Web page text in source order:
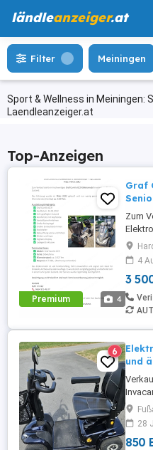
ländleanzeiger.at
Sport & Wellness in Meiningen:
Laendleanzeiger.at
Filter Meiningen
Top-Anzeigen
Premium 4
Graf
Zum
ca.
wenig
4
3
6
und
zwei
28
850